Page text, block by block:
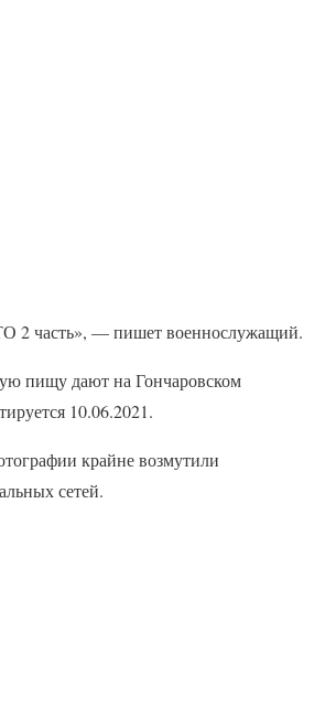
2 часть», — пишет военнослужащий.
пищу дают на Гончаровском
10.06.2021.
крайне возмутили
сетей.